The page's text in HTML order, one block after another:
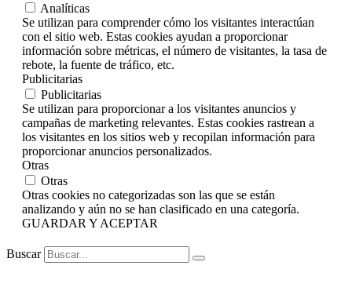
Analíticas
Se utilizan para comprender cómo los visitantes interactúan
con el sitio web. Estas cookies ayudan a proporcionar
información sobre métricas, el número de visitantes, la tasa de
rebote, la fuente de tráfico, etc.
Publicitarias
Publicitarias
Se utilizan para proporcionar a los visitantes anuncios y
campañas de marketing relevantes. Estas cookies rastrean a
los visitantes en los sitios web y recopilan información para
proporcionar anuncios personalizados.
Otras
Otras
Otras cookies no categorizadas son las que se están
analizando y aún no se han clasificado en una categoría.
GUARDAR Y ACEPTAR
Buscar